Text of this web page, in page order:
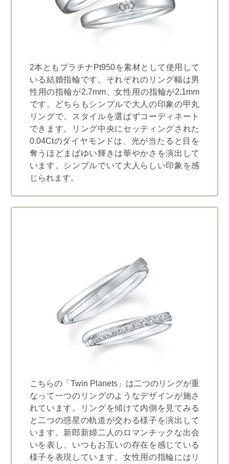
2本ともプラチナPt950を素材として使用して
いる結婚指輪です。それぞれのリング幅は男
性用の指輪が2.7mm、女性用の指輪が2.1mm
です。どちらもシンプルで大人の印象の甲丸
リングで、スタイルを選ばずコーディネート
できます。リング中央にセッティングされた
0.04Ctのダイヤモンドは、光が当たると目を
奪うほどまばゆい輝きは華やかさを演出して
います。シンプルでいて大人らしい印象を感
じられます。
こちらの「Twin Planets」は二つのリングが重
なって一つのリングのようなデザインが施さ
れています。リングを傾けて内側を見てみる
と二つの惑星の軌道が交わる様子を演出して
います。新郎新婦二人のロマンチックな出会
いを表し、いつもお互いの存在を感じている
様子を表現しています。女性用の指輪にはリ